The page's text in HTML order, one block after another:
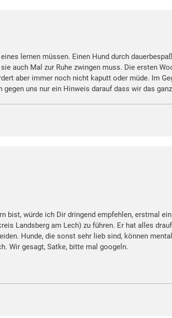
lernen müssen. Einen Hund durch
auch Mal zur Ruhe zwingen muss. Die ersten
aber immer noch nicht kaputt oder müde. Im
uns nur ein Hinweis darauf dass wir das
bist, würde ich Dir dringend empfehlen, erstmal
Landsberg am Lech) zu führen. Er hat alles
Hunde, die sonst sehr lieb sind, können
Wir gesagt, Satke, bitte mal googeln.